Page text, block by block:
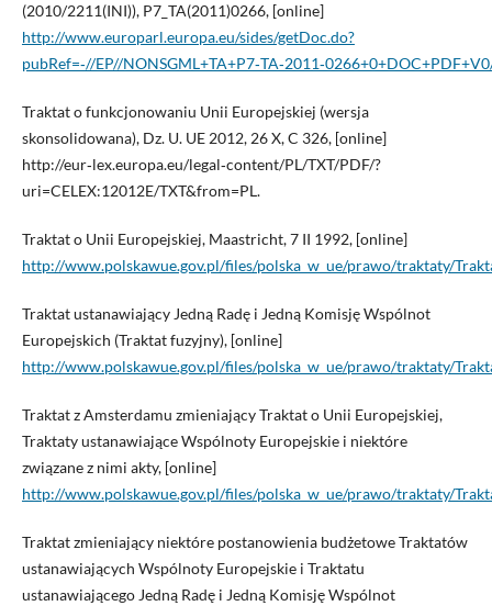
(2010/2211(INI)), P7_TA(2011)0266, [online]
http://www.europarl.europa.eu/sides/getDoc.do?
pubRef=‑//EP//
Traktat o funkcjonowaniu Unii Europejskiej (wersja
skonsolidowana), Dz. U. UE 2012, 26 X, C 326, [online]
http://eur‑lex.europa.eu/legal‑content/PL/TXT/PDF/?
uri=CELEX:12012E/TXT&from=PL.
Traktat o Unii Europejskiej, Maastricht, 7 II 1992, [online]
http://www.polskawue.gov.pl/files/polska_w_ue/prawo/traktaty/
Traktat ustanawiający Jedną Radę i Jedną Komisję Wspólnot
Europejskich (Traktat fuzyjny), [online]
http://www.polskawue.gov.pl/files/polska_w_ue/prawo/traktaty/
Traktat z Amsterdamu zmieniający Traktat o Unii Europejskiej,
Traktaty ustanawiające Wspólnoty Europejskie i niektóre
związane z nimi akty, [online]
http://www.polskawue.gov.pl/files/polska_w_ue/prawo/traktaty/
Traktat zmieniający niektóre postanowienia budżetowe Traktatów
ustanawiających Wspólnoty Europejskie i Traktatu
ustanawiającego Jedną Radę i Jedną Komisję Wspólnot